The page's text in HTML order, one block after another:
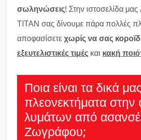
σωληνώσεις! Στην ιστοσελίδα
ΤΙΤΑΝ σας δίνουμε πάρα πολλές
αποφασίσετεχωρίς να σας
εξευτελιστικές τιμές και κακή
Ποια είναι τα δικά μας
πλεονεκτήματα στην
λυμάτων από
Ζωγράφου;